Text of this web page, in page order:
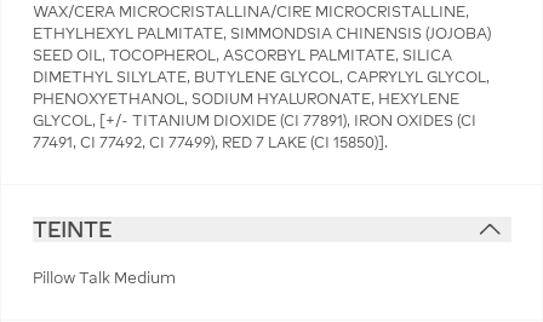
WAX/CERA MICROCRISTALLINA/CIRE MICROCRISTALLINE,
ETHYLHEXYL PALMITATE, SIMMONDSIA CHINENSIS (JOJOBA)
SEED OIL, TOCOPHEROL, ASCORBYL PALMITATE, SILICA
DIMETHYL SILYLATE, BUTYLENE GLYCOL, CAPRYLYL GLYCOL,
PHENOXYETHANOL, SODIUM HYALURONATE, HEXYLENE
GLYCOL, [+/- TITANIUM DIOXIDE (CI 77891), IRON OXIDES (CI
77491, CI 77492, CI 77499), RED 7 LAKE (CI 15850)].
TEINTE
Pillow Talk Medium